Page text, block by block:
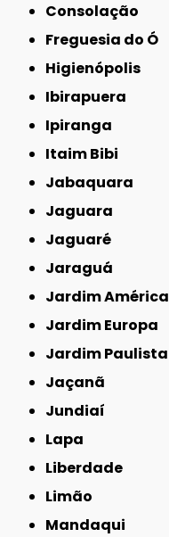
Consolação
Freguesia do Ó
Higienópolis
Ibirapuera
Ipiranga
Itaim Bibi
Jabaquara
Jaguara
Jaguaré
Jaraguá
Jardim América
Jardim Europa
Jardim Paulista
Jaçanã
Jundiaí
Lapa
Liberdade
Limão
Mandaqui